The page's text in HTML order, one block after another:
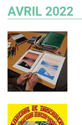
AVRIL 2022